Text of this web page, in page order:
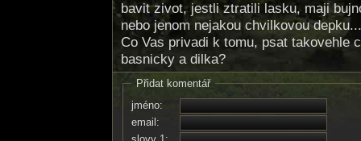
bavit zivot, jestli ztratili lasku, maji
nebo jenom nejakou chvilkovou depku...
Co Vas privadi k tomu, psat takovehle
basnicky a dilka?
Přidat komentář
jméno:
email: